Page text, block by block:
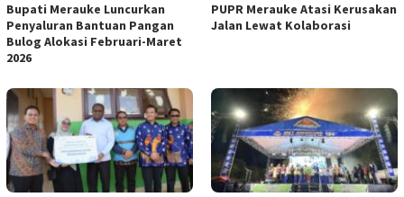
Bupati Merauke Luncurkan
Penyaluran Bantuan Pangan
Bulog Alokasi Februari-Maret
2026
PUPR Merauke Atasi Kerusakan
Jalan Lewat Kolaborasi